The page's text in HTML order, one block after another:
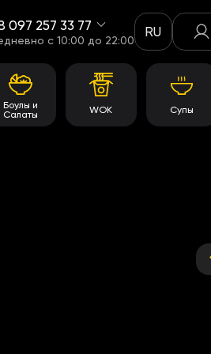
097 257 33 77
c 10:00 до 22:00
RU
Боулы и
Салаты
WOK Супы